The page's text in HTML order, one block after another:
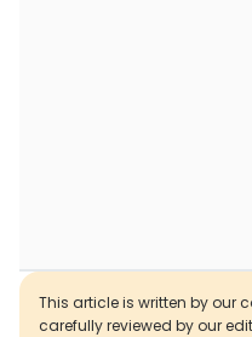
This article is written by our
carefully reviewed by our